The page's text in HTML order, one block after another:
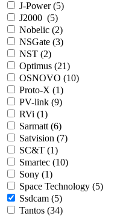
J-Power (5)
J2000 (5)
Nobelic (2)
NSGate (3)
NST (2)
Optimus (21)
OSNOVO (10)
Proto-X (1)
PV-link (9)
RVi (1)
Sarmatt (6)
Satvision (7)
SC&T (1)
Smartec (10)
Sony (1)
Space Technology (5)
Ssdcam (5)
Tantos (34)